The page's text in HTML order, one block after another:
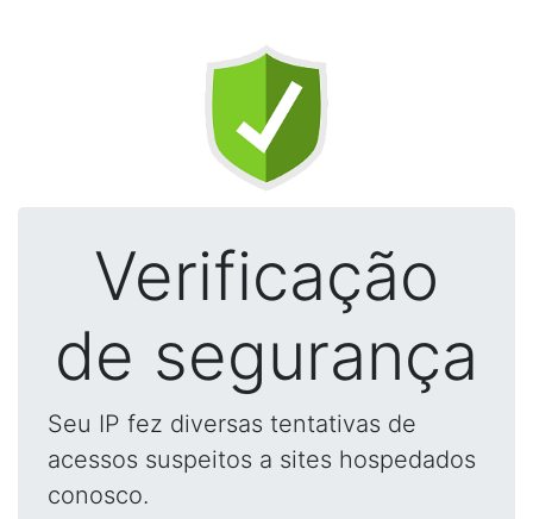
Verificação
de segurança
Seu IP fez diversas tentativas de
acessos suspeitos a sites hospedados
conosco.